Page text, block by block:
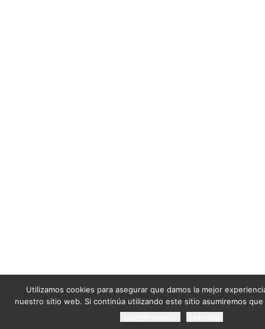
Utilizamos cookies para asegurar que damos la mejor
nuestro sitio web. Si continúa utilizando este sitio asumiremos